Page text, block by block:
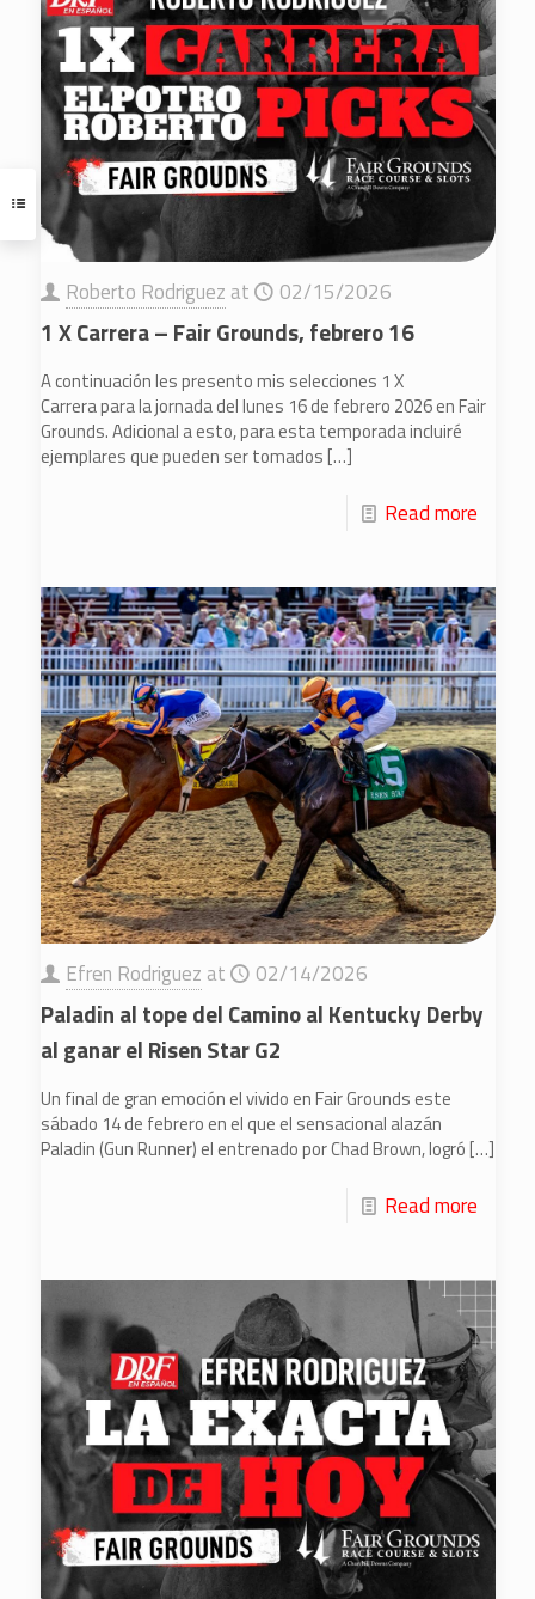
Roberto Rodriguez at 02/15/2026
1 X Carrera – Fair Grounds, febrero 16
A continuación les presento mis selecciones 1 X
Carrera para la jornada del lunes 16 de febrero 2026 en Fair
Grounds. Adicional a esto, para esta temporada incluiré
ejemplares que pueden ser tomados[…]
Read more
Efren Rodriguez at 02/14/2026
Paladin al tope del Camino al Kentucky Derby
al ganar el Risen Star G2
Un final de gran emoción el vivido en Fair Grounds este
sábado 14 de febrero en el que el sensacional alazán
Paladin (Gun Runner) el entrenado por Chad Brown, logró[…]
Read more